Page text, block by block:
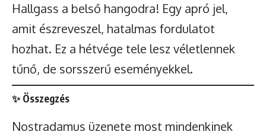
Hallgass a belső hangodra! Egy apró jel,
amit észreveszel, hatalmas fordulatot
hozhat. Ez a hétvége tele lesz véletlennek
tűnő, de sorsszerű eseményekkel.
✨ Összegzés
Nostradamus üzenete most mindenkinek